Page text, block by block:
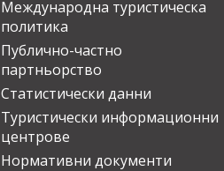
Международна туристическа
политика
Публично-частно
партньорство
Статистически данни
Туристически информационни
центрове
Нормативни документи